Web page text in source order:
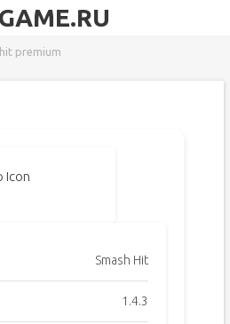
premium
Smash Hit
1.4.3